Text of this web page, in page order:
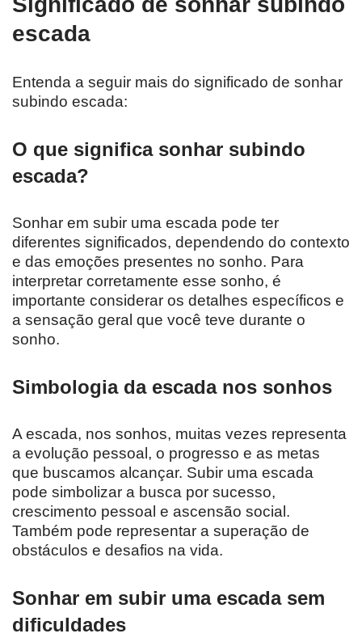
escada
Entenda a seguir mais do significado de sonhar
subindo escada:
O que significa sonhar subindo
escada?
Sonhar em subir uma escada pode ter
diferentes significados, dependendo do contexto
e das emoções presentes no sonho. Para
interpretar corretamente esse sonho, é
importante considerar os detalhes específicos e
a sensação geral que você teve durante o
sonho.
Simbologia da escada nos sonhos
A escada, nos sonhos, muitas vezes representa
a evolução pessoal, o progresso e as metas
que buscamos alcançar. Subir uma escada
pode simbolizar a busca por sucesso,
crescimento pessoal e ascensão social.
Também pode representar a superação de
obstáculos e desafios na vida.
Sonhar em subir uma escada sem
dificuldades